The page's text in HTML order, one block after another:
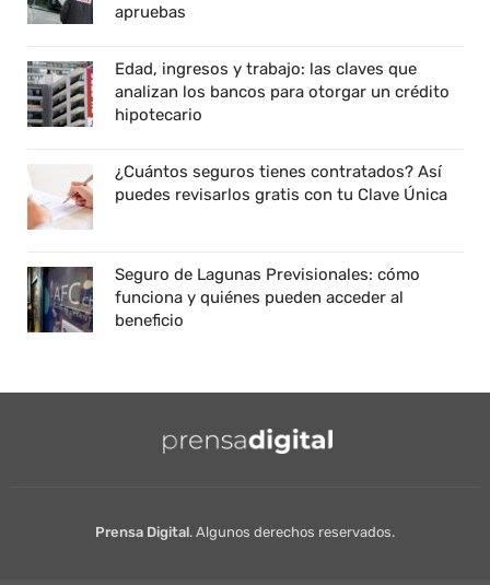
apruebas
Edad, ingresos y trabajo: las claves que
analizan los bancos para otorgar un crédito
hipotecario
¿Cuántos seguros tienes contratados? Así
puedes revisarlos gratis con tu Clave Única
Seguro de Lagunas Previsionales: cómo
funciona y quiénes pueden acceder al
beneficio
Prensa Digital. Algunos derechos reservados.